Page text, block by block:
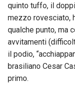
quinto tuffo, il
mezzo rovesciato,
qualche punto, ma
avvitamenti
il podio,
brasiliano Cesar
primo.